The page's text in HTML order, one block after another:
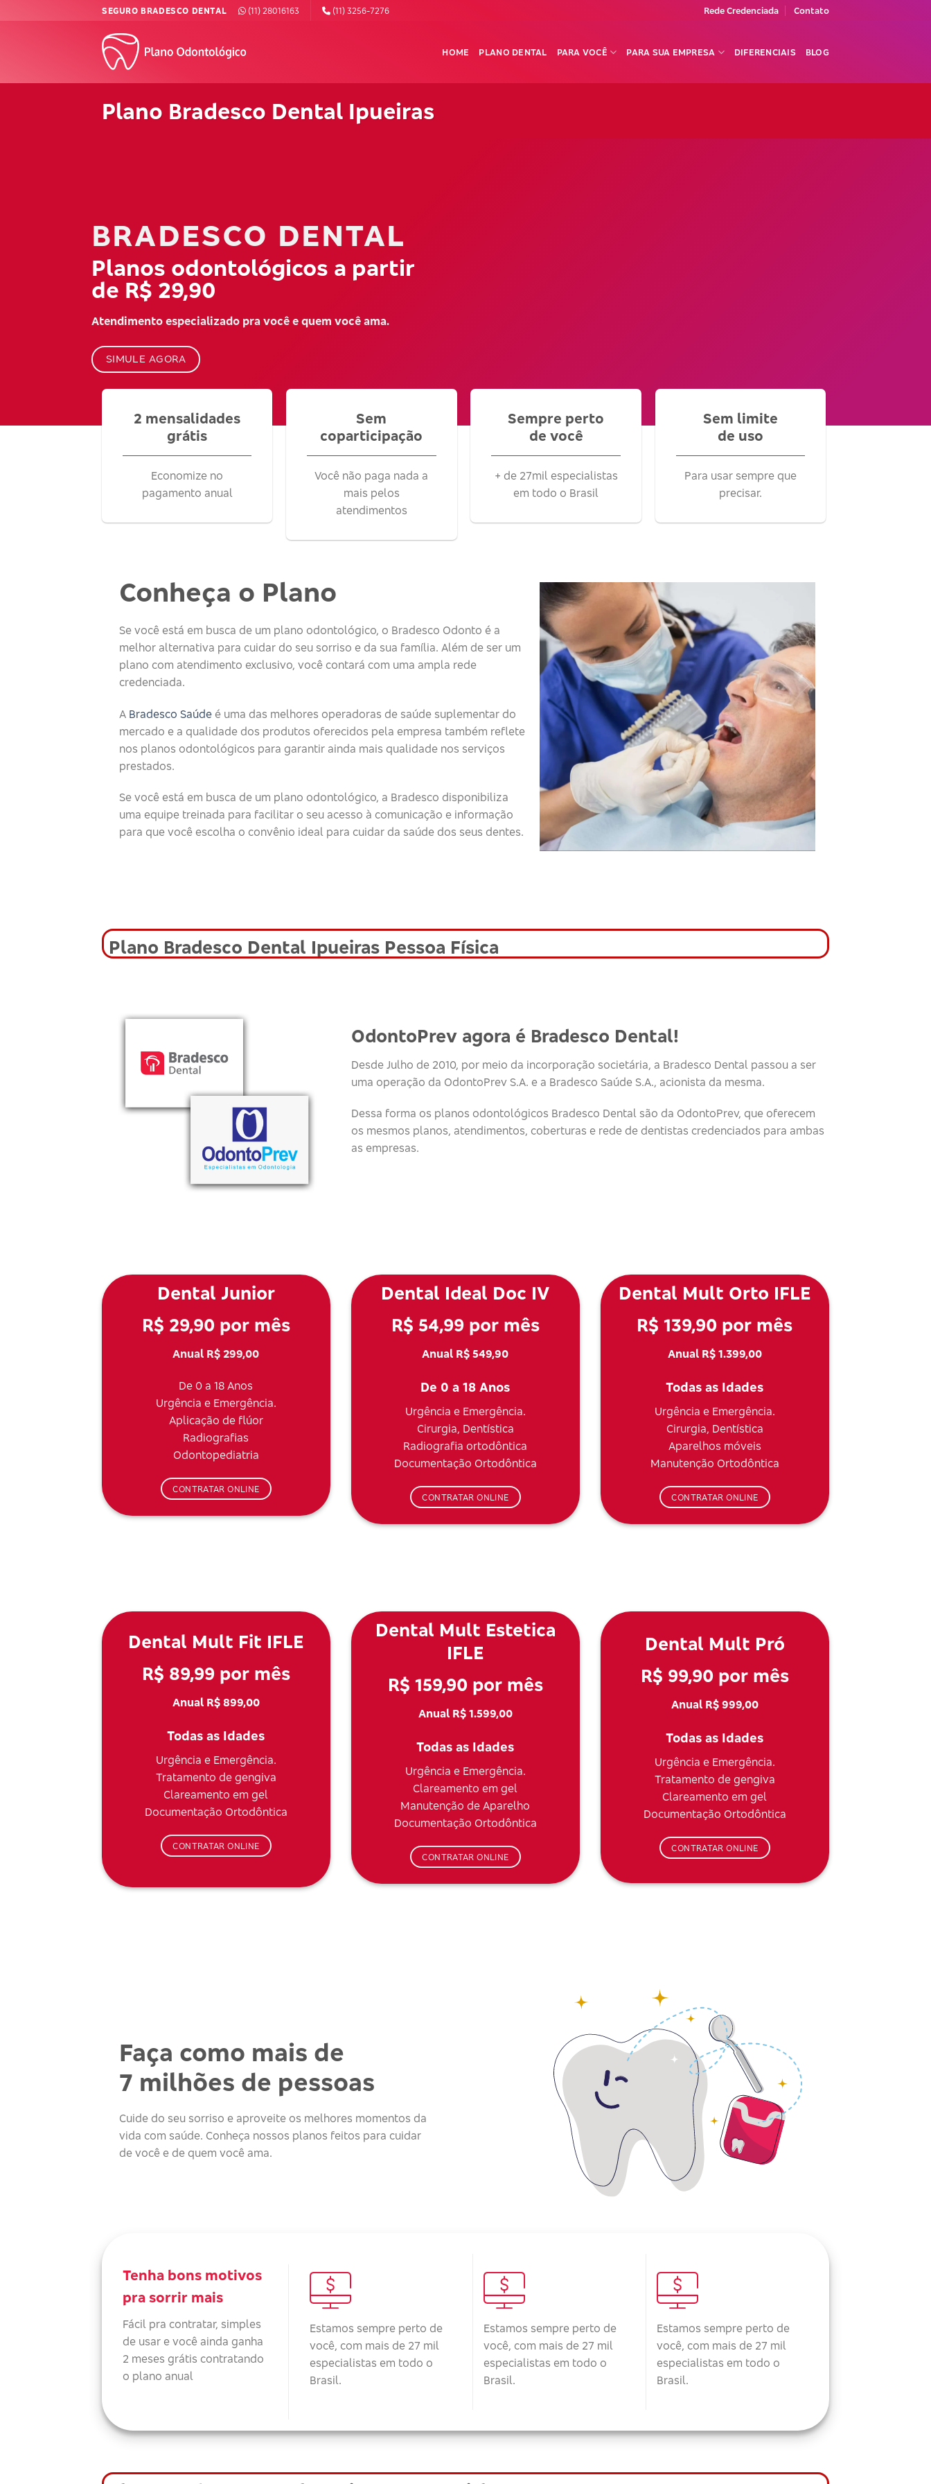
SEGURO BRADESCO DENTAL (11) 28016163 (11) 3256-7276 Rede Credenciada Contato
HOME PLANO DENTAL PARA VOCÊ PARA SUA EMPRESA DIFERENCIAIS BLOG
Plano Bradesco Dental Ipueiras
BRADESCO DENTAL
Planos odontológicos a partir
de R$ 29,90
Atendimento especializado pra você e quem você ama.
SIMULE AGORA
2 mensalidades
grátis
Economize no
pagamento anual
Sem
coparticipação
Você não paga nada a
mais pelos
atendimentos
Sempre perto
de você
+ de 27mil especialistas
em todo o Brasil
Sem limite
de uso
Para usar sempre que
precisar.
Conheça o Plano
Se você está em busca de um plano odontológico, o Bradesco Odonto é a
melhor alternativa para cuidar do seu sorriso e da sua família. Além de ser um
plano com atendimento exclusivo, você contará com uma ampla rede
credenciada.
A Bradesco Saúde é uma das melhores operadoras de saúde suplementar do
mercado e a qualidade dos produtos oferecidos pela empresa também reflete
nos planos odontológicos para garantir ainda mais qualidade nos serviços
prestados.
Se você está em busca de um plano odontológico, a Bradesco disponibiliza
uma equipe treinada para facilitar o seu acesso à comunicação e informação
para que você escolha o convênio ideal para cuidar da saúde dos seus dentes.
Plano Bradesco Dental Ipueiras Pessoa Física
OdontoPrev agora é Bradesco Dental!
Desde Julho de 2010, por meio da incorporação societária, a Bradesco Dental passou a ser
uma operação da OdontoPrev S.A. e a Bradesco Saúde S.A., acionista da mesma.
Dessa forma os planos odontológicos Bradesco Dental são da OdontoPrev, que oferecem
os mesmos planos, atendimentos, coberturas e rede de dentistas credenciados para ambas
as empresas.
Dental Junior
R$ 29,90 por mês
Anual R$ 299,00
De 0 a 18 Anos
Urgência e Emergência.
Aplicação de flúor
Radiografias
Odontopediatria
CONTRATAR ONLINE
Dental Ideal Doc IV
R$ 54,99 por mês
Anual R$ 549,90
De 0 a 18 Anos
Urgência e Emergência.
Cirurgia, Dentística
Radiografia ortodôntica
Documentação Ortodôntica
CONTRATAR ONLINE
Dental Mult Orto IFLE
R$ 139,90 por mês
Anual R$ 1.399,00
Todas as Idades
Urgência e Emergência.
Cirurgia, Dentística
Aparelhos móveis
Manutenção Ortodôntica
CONTRATAR ONLINE
Dental Mult Fit IFLE
R$ 89,99 por mês
Anual R$ 899,00
Todas as Idades
Urgência e Emergência.
Tratamento de gengiva
Clareamento em gel
Documentação Ortodôntica
CONTRATAR ONLINE
Dental Mult Estetica
IFLE
R$ 159,90 por mês
Anual R$ 1.599,00
Todas as Idades
Urgência e Emergência.
Clareamento em gel
Manutenção de Aparelho
Documentação Ortodôntica
CONTRATAR ONLINE
Dental Mult Pró
R$ 99,90 por mês
Anual R$ 999,00
Todas as Idades
Urgência e Emergência.
Tratamento de gengiva
Clareamento em gel
Documentação Ortodôntica
CONTRATAR ONLINE
Faça como mais de
7 milhões de pessoas
Cuide do seu sorriso e aproveite os melhores momentos da
vida com saúde. Conheça nossos planos feitos para cuidar
de você e de quem você ama.
Tenha bons motivos
pra sorrir mais
Fácil pra contratar, simples
de usar e você ainda ganha
2 meses grátis contratando
o plano anual
Estamos sempre perto de
você, com mais de 27 mil
especialistas em todo o
Brasil.
Estamos sempre perto de
você, com mais de 27 mil
especialistas em todo o
Brasil.
Estamos sempre perto de
você, com mais de 27 mil
especialistas em todo o
Brasil.